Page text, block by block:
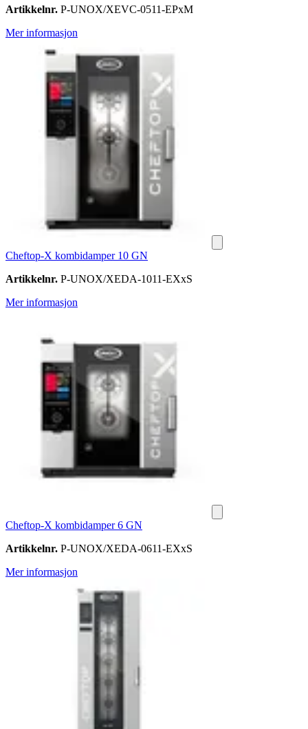
Artikkelnr. P-UNOX/XEVC-0511-EPxM
Mer informasjon
Cheftop-X kombidamper 10 GN
Artikkelnr. P-UNOX/XEDA-1011-EXxS
Mer informasjon
Cheftop-X kombidamper 6 GN
Artikkelnr. P-UNOX/XEDA-0611-EXxS
Mer informasjon